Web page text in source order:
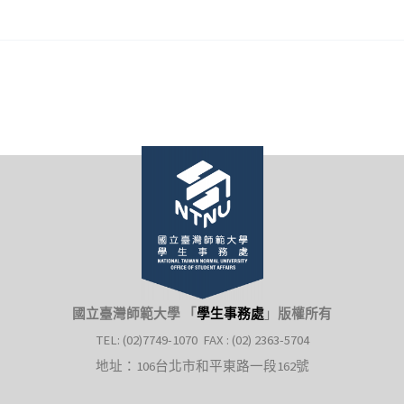
國立臺灣師範大學 「 學生事務處 」 版權所有
TEL: (02)7749-1070 FAX : (02) 2363-5704
地址：106台北市和平東路一段162號